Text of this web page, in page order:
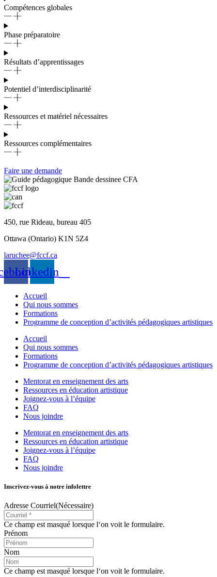
Compétences globales
Phase préparatoire
Résultats d’apprentissages
Potentiel d’interdisciplinarité
Ressources et matériel nécessaires
Ressources complémentaires
Faire une demande
450, rue Rideau, bureau 405
Ottawa (Ontario) K1N 5Z4
laruchee@fccf.ca
Linkedin
Accueil
Qui nous sommes
Formations
Programme de conception d’activités pédagogiques artistiques
Accueil
Qui nous sommes
Formations
Programme de conception d’activités pédagogiques artistiques
Mentorat en enseignement des arts
Ressources en éducation artistique
Joignez-vous à l’équipe
FAQ
Nous joindre
Mentorat en enseignement des arts
Ressources en éducation artistique
Joignez-vous à l’équipe
FAQ
Nous joindre
Inscrivez-vous à notre infolettre
Adresse Courriel(Nécessaire)
Ce champ est masqué lorsque l‘on voit le formulaire.
Prénom
Nom
Ce champ est masqué lorsque l‘on voit le formulaire.